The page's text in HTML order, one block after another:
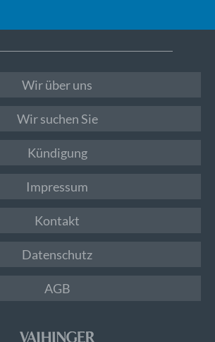
Wir über uns
Wir suchen Sie
Kündigung
Impressum
Kontakt
Datenschutz
AGB